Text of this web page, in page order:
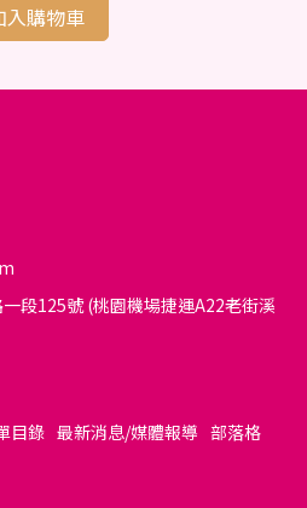
入購物車
段125號 (桃園機場捷運A22老街溪
目錄 最新消息/媒體報導 部落格